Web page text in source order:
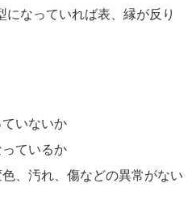
なっていれば表、縁が反り
いないか
ているか
、汚れ、傷などの異常がない